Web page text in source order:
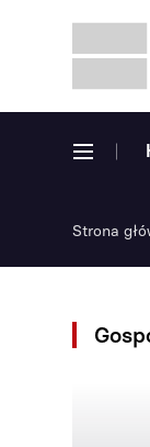
Strona